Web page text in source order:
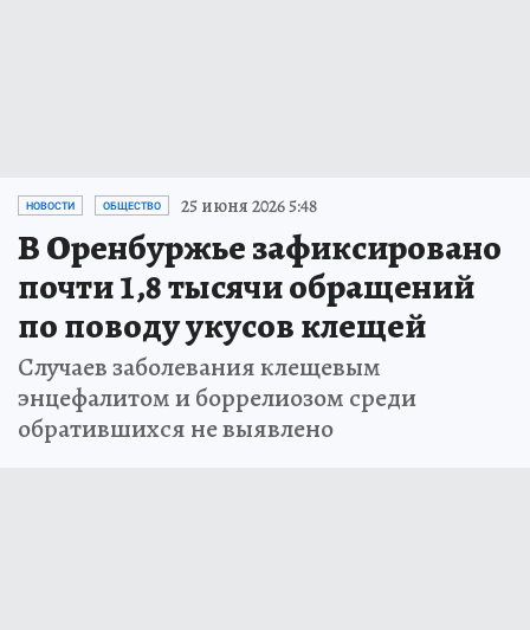
НОВОСТИ ОБЩЕСТВО 25 июня 2026 5:48
В Оренбуржье зафиксировано
почти 1,8 тысячи обращений
по поводу укусов клещей
Случаев заболевания клещевым
энцефалитом и боррелиозом среди
обратившихся не выявлено